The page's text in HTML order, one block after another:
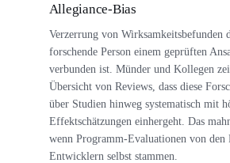
Allegiance-Bias
Verzerrung von Wirksamkeitsbefunden
forschende Person einem geprüften
verbunden ist. Münder und Kollegen
Übersicht von Reviews, dass diese
über Studien hinweg systematisch mit
Effektschätzungen einhergeht. Das
wenn Programm-Evaluationen von den
Entwicklern selbst stammen.